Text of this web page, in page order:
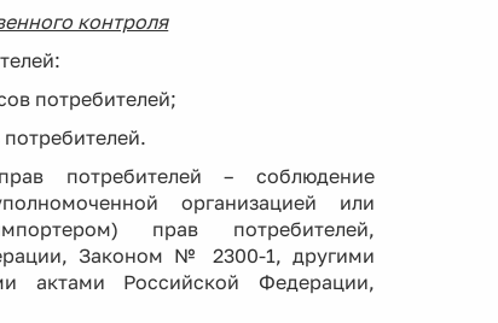
контроля
потребителей;
потребителей – соблюдение
организацией или
прав потребителей,
Законом № 2300-1, другими
актами Российской Федерации,